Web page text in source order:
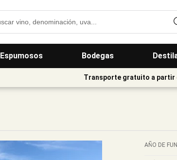
Espumosos Bodegas
Transporte gratuito a partir
AÑO DE